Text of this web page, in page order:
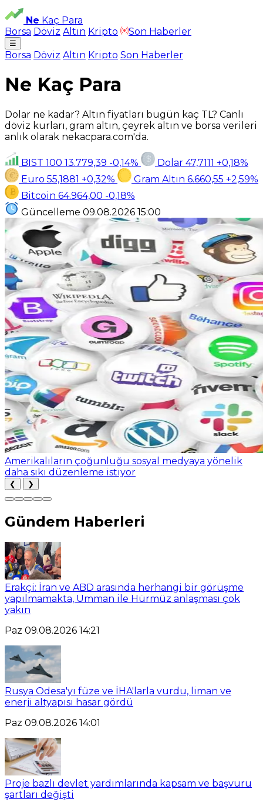
Ne Kaç Para
Borsa Döviz Altın Kripto Son Haberler
☰
Borsa Döviz Altın Kripto Son Haberler
Ne Kaç Para
Dolar ne kadar? Altın fiyatları bugün kaç TL? Canlı
döviz kurları, gram altın, çeyrek altın ve borsa verileri
anlık olarak nekacpara.com'da.
BIST 100 13.779,39 -0,14% Dolar 47,7111 +0,18%
Euro 55,1881 +0,32% Gram Altın 6.660,55 +2,59%
Bitcoin 64.964,00 -0,18%
Güncelleme 09.08.2026 15:00
Amerikalıların çoğunluğu sosyal medyaya yönelik
daha sıkı düzenleme istiyor
❮ ❯
Gündem Haberleri
Erakçi: İran ve ABD arasında herhangi bir görüşme
yapılmamakta, Umman ile Hürmüz anlaşması çok
yakın
Paz 09.08.2026 14:21
Rusya Odesa'yı füze ve İHA'larla vurdu, liman ve
enerji altyapısı hasar gördü
Paz 09.08.2026 14:01
Proje bazlı devlet yardımlarında kapsam ve başvuru
şartları değişti